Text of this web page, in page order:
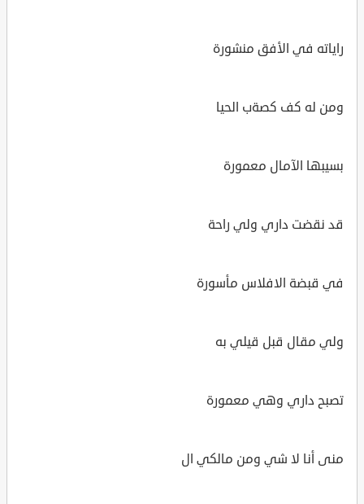
راياته في الأفق منشورة
ومن له كف كصةب الحيا
بسيبها الآمال معمورة
قد نقضت داري ولي راحة
في قبضة الافلاس مأسورة
ولي مقال قبل قيلي به
تصبح داري وهي معمورة
منى أنا لا شي ومن مالكي ال